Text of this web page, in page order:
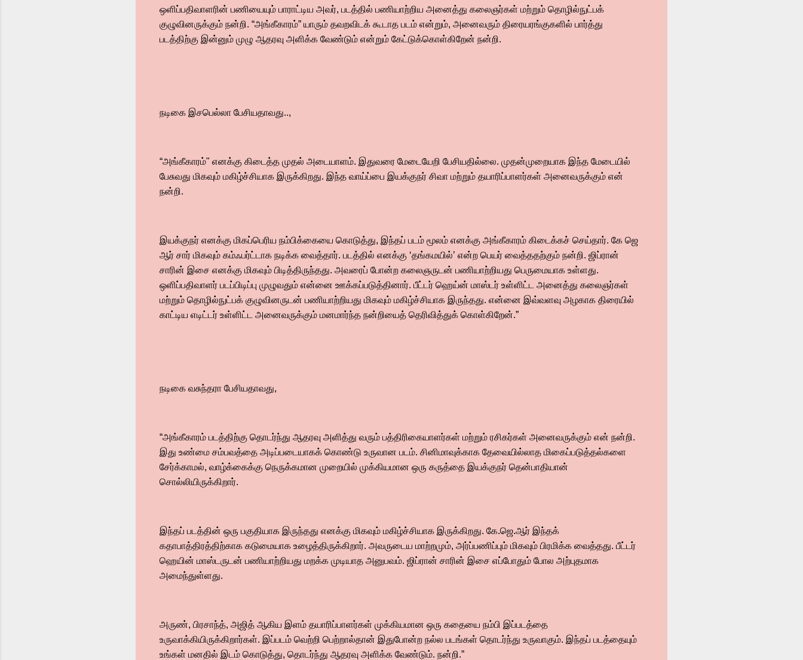
ஒளிப்பதிவாளரின் பணியையும் பாராட்டிய அவர், படத்தில் பணியாற்றிய அனைத்து கலைஞர்கள் மற்றும் தொழில்நுட்பக்
குழுவினருக்கும் நன்றி. “அங்கீகாரம்” யாரும் தவறவிடக் கூடாத படம் என்றும், அனைவரும் திரையரங்குகளில் பார்த்து
படத்திற்கு இன்னும் முழு ஆதரவு அளிக்க வேண்டும் என்றும் கேட்டுக்கொள்கிறேன் நன்றி.
நடிகை இசபெல்லா பேசியதாவது..,
“அங்கீகாரம்" எனக்கு கிடைத்த முதல் அடையாளம். இதுவரை மேடையேறி பேசியதில்லை. முதன்முறையாக இந்த மேடையில்
பேசுவது மிகவும் மகிழ்ச்சியாக இருக்கிறது. இந்த வாய்ப்பை இயக்குநர் சிவா மற்றும் தயாரிப்பாளர்கள் அனைவருக்கும் என்
நன்றி.
இயக்குநர் எனக்கு மிகப்பெரிய நம்பிக்கையை கொடுத்து, இந்தப் படம் மூலம் எனக்கு அங்கீகாரம் கிடைக்கச் செய்தார். கே ஜெ
ஆர் சார் மிகவும் கம்ஃபர்ட்டாக நடிக்க வைத்தார். படத்தில் எனக்கு ‘தங்கமயில்’ என்ற பெயர் வைத்ததற்கும் நன்றி. ஜிப்ரான்
சாரின் இசை எனக்கு மிகவும் பிடித்திருந்தது. அவரைப் போன்ற கலைஞருடன் பணியாற்றியது பெருமையாக உள்ளது.
ஒளிப்பதிவாளர் படப்பிடிப்பு முழுவதும் என்னை ஊக்கப்படுத்தினார். பீட்டர் ஹெய்ன் மாஸ்டர் உள்ளிட்ட அனைத்து கலைஞர்கள்
மற்றும் தொழில்நுட்பக் குழுவினருடன் பணியாற்றியது மிகவும் மகிழ்ச்சியாக இருந்தது. என்னை இவ்வளவு அழகாக திரையில்
காட்டிய எடிட்டர் உள்ளிட்ட அனைவருக்கும் மனமார்ந்த நன்றியைத் தெரிவித்துக் கொள்கிறேன்.”
நடிகை வசுந்தரா பேசியதாவது,
“அங்கீகாரம் படத்திற்கு தொடர்ந்து ஆதரவு அளித்து வரும் பத்திரிகையாளர்கள் மற்றும் ரசிகர்கள் அனைவருக்கும் என் நன்றி.
இது உண்மை சம்பவத்தை அடிப்படையாகக் கொண்டு உருவான படம். சினிமாவுக்காக தேவையில்லாத மிகைப்படுத்தல்களை
சேர்க்காமல், வாழ்க்கைக்கு நெருக்கமான முறையில் முக்கியமான ஒரு கருத்தை இயக்குநர் தென்பாதியான்
சொல்லியிருக்கிறார்.
இந்தப் படத்தின் ஒரு பகுதியாக இருந்தது எனக்கு மிகவும் மகிழ்ச்சியாக இருக்கிறது. கே.ஜெ.ஆர் இந்தக்
கதாபாத்திரத்திற்காக கடுமையாக உழைத்திருக்கிறார். அவருடைய மாற்றமும், அர்ப்பணிப்பும் மிகவும் பிரமிக்க வைத்தது. பீட்டர்
ஹெயின் மாஸ்டருடன் பணியாற்றியது மறக்க முடியாத அனுபவம். ஜிப்ரான் சாரின் இசை எப்போதும் போல அற்புதமாக
அமைந்துள்ளது.
அருண், பிரசாந்த், அஜித் ஆகிய இளம் தயாரிப்பாளர்கள் முக்கியமான ஒரு கதையை நம்பி இப்படத்தை
உருவாக்கியிருக்கிறார்கள். இப்படம் வெற்றி பெற்றால்தான் இதுபோன்ற நல்ல படங்கள் தொடர்ந்து உருவாகும். இந்தப் படத்தையும்
உங்கள் மனதில் இடம் கொடுத்து, தொடர்ந்து ஆதரவு அளிக்க வேண்டும். நன்றி.”